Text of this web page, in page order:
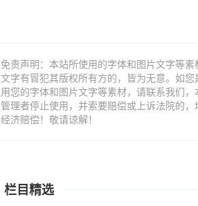
免责声明：本站所使用的字体和图片文字等
文字有冒犯其版权所有方的，皆为无意。如
用您的字体和图片文字等素材，请联系我们
管理者停止使用，并索要赔偿或上诉法院的
经济赔偿！敬请谅解！
栏目精选